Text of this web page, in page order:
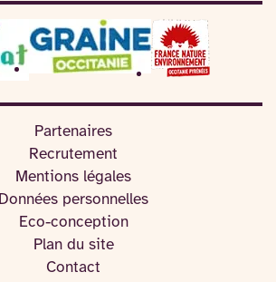
Partenaires
Recrutement
Mentions légales
Données personnelles
Eco-conception
Plan du site
Contact